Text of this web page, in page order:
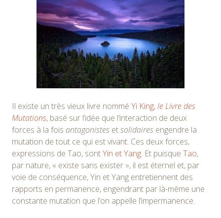
Il existe un très vieux livre nommé Yi King,le Livre des
Mutations, basé sur l’idée que l’interaction de deux
forces à la fois antagonistes etsolidaires engendre la
mutation de tout ce qui est vivant. Ces deux forces,
expressions de Tao, sontYin et Yang. Et puisque Tao,
par nature, « existe sans exister », il est éternel et, par
voie de conséquence, Yin et Yang entretiennent des
rapports en permanence, engendrant par là-même une
constante mutation que l’on appelle l’impermanence.